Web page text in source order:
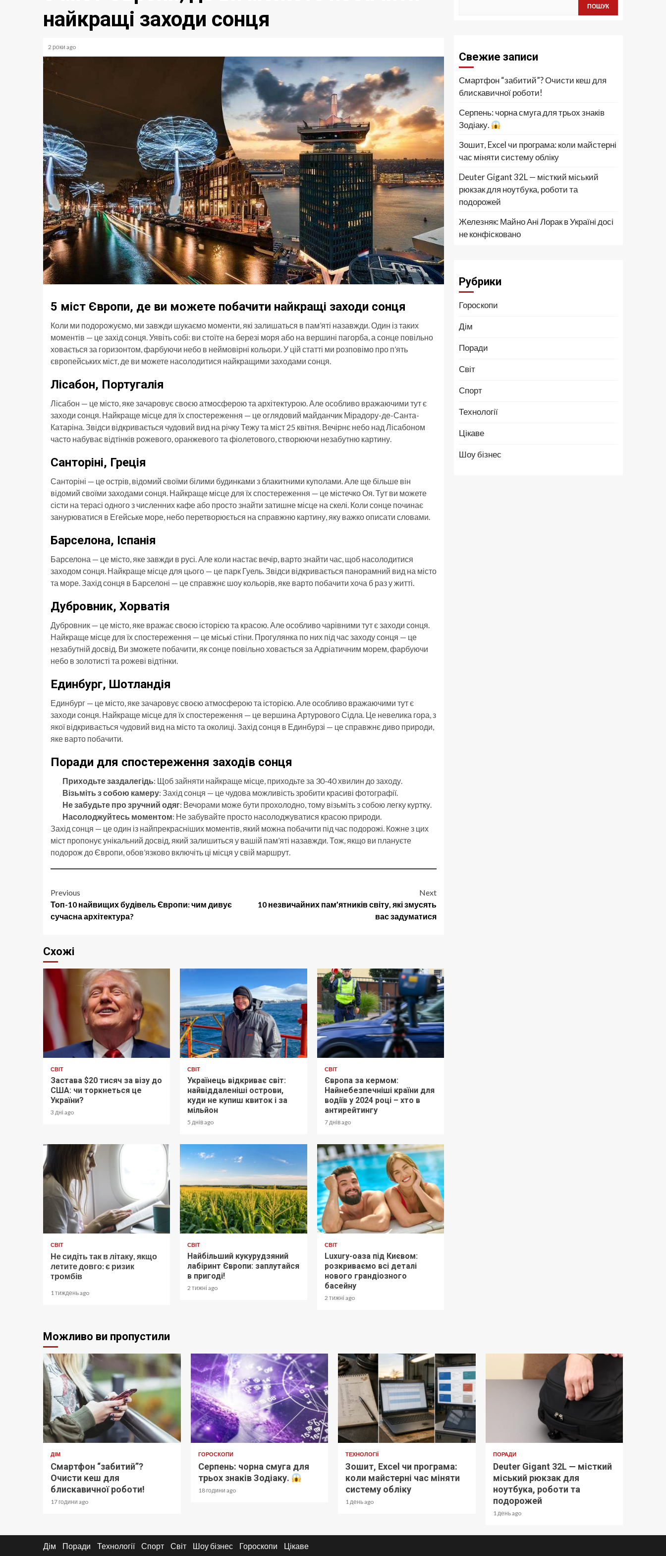
найкращі заходи сонця
2 роки ago
5 міст Європи, де ви можете побачити найкращі заходи сонця
Коли ми подорожуємо, ми завжди шукаємо моменти, які залишаться в пам’яті назавжди. Один із таких
моментів — це захід сонця. Уявіть собі: ви стоїте на березі моря або на вершині пагорба, а сонце повільно
ховається за горизонтом, фарбуючи небо в неймовірні кольори. У цій статті ми розповімо про п’ять
європейських міст, де ви можете насолодитися найкращими заходами сонця.
Лісабон, Португалія
Лісабон — це місто, яке зачаровує своєю атмосферою та архітектурою. Але особливо вражаючими тут є
заходи сонця. Найкраще місце для їх спостереження — це оглядовий майданчик Мірадору-де-Санта-
Катаріна. Звідси відкривається чудовий вид на річку Тежу та міст 25 квітня. Вечірнє небо над Лісабоном
часто набуває відтінків рожевого, оранжевого та фіолетового, створюючи незабутню картину.
Санторіні, Греція
Санторіні — це острів, відомий своїми білими будинками з блакитними куполами. Але ще більше він
відомий своїми заходами сонця. Найкраще місце для їх спостереження — це містечко Оя. Тут ви можете
сісти на терасі одного з численних кафе або просто знайти затишне місце на скелі. Коли сонце починає
занурюватися в Егейське море, небо перетворюється на справжню картину, яку важко описати словами.
Барселона, Іспанія
Барселона — це місто, яке завжди в русі. Але коли настає вечір, варто знайти час, щоб насолодитися
заходом сонця. Найкраще місце для цього — це парк Гуель. Звідси відкривається панорамний вид на місто
та море. Захід сонця в Барселоні — це справжнє шоу кольорів, яке варто побачити хоча б раз у житті.
Дубровник, Хорватія
Дубровник — це місто, яке вражає своєю історією та красою. Але особливо чарівними тут є заходи сонця.
Найкраще місце для їх спостереження — це міські стіни. Прогулянка по них під час заходу сонця — це
незабутній досвід. Ви зможете побачити, як сонце повільно ховається за Адріатичним морем, фарбуючи
небо в золотисті та рожеві відтінки.
Единбург, Шотландія
Единбург — це місто, яке зачаровує своєю атмосферою та історією. Але особливо вражаючими тут є
заходи сонця. Найкраще місце для їх спостереження — це вершина Артурового Сідла. Це невелика гора, з
якої відкривається чудовий вид на місто та околиці. Захід сонця в Единбурзі — це справжнє диво природи,
яке варто побачити.
Поради для спостереження заходів сонця
Приходьте заздалегідь: Щоб зайняти найкраще місце, приходьте за 30-40 хвилин до заходу.
Візьміть з собою камеру: Захід сонця — це чудова можливість зробити красиві фотографії.
Не забудьте про зручний одяг: Вечорами може бути прохолодно, тому візьміть з собою легку куртку.
Насолоджуйтесь моментом: Не забувайте просто насолоджуватися красою природи.
Захід сонця — це один із найпрекрасніших моментів, який можна побачити під час подорожі. Кожне з цих
міст пропонує унікальний досвід, який залишиться у вашій пам’яті назавжди. Тож, якщо ви плануєте
подорож до Європи, обов’язково включіть ці місця у свій маршрут.
Post
navigation
Previous
Топ-10 найвищих будівель Європи: чим дивує
сучасна архітектура?
Next
10 незвичайних пам’ятників світу, які змусять
вас задуматися
Схожі
СВІТ
Застава $20 тисяч за візу до
США: чи торкнеться це
України?
3 дні ago
СВІТ
Українець відкриває світ:
найвіддаленіші острови,
куди не купиш квиток і за
мільйон
5 днів ago
СВІТ
Європа за кермом:
Найнебезпечніші країни для
водіїв у 2024 році – хто в
антирейтингу
7 днів ago
СВІТ
Не сидіть так в літаку, якщо
летите довго: є ризик
тромбів
1 тиждень ago
СВІТ
Найбільший кукурудзяний
лабіринт Європи: заплутайся
в пригоді!
2 тижні ago
СВІТ
Luxury-оаза під Києвом:
розкриваємо всі деталі
нового грандіозного
басейну
2 тижні ago
ПОШУК
Свежие записи
Смартфон “забитий”? Очисти кеш для
блискавичної роботи!
Серпень: чорна смуга для трьох знаків
Зодіаку.
Зошит, Excel чи програма: коли майстерні
час міняти систему обліку
Deuter Gigant 32L — місткий міський
рюкзак для ноутбука, роботи та
подорожей
Железняк: Майно Ані Лорак в Україні досі
не конфісковано
Рубрики
Гороскопи
Дім
Поради
Світ
Спорт
Технології
Цікаве
Шоу бізнес
Можливо ви пропустили
ДІМ
Смартфон “забитий”?
Очисти кеш для
блискавичної роботи!
17 години ago
ГОРОСКОПИ
Серпень: чорна смуга для
трьох знаків Зодіаку.
18 години ago
ТЕХНОЛОГІЇ
Зошит, Excel чи програма:
коли майстерні час міняти
систему обліку
1 день ago
ПОРАДИ
Deuter Gigant 32L — місткий
міський рюкзак для
ноутбука, роботи та
подорожей
1 день ago
Дім Поради Технології Спорт Світ Шоу бізнес Гороскопи Цікаве